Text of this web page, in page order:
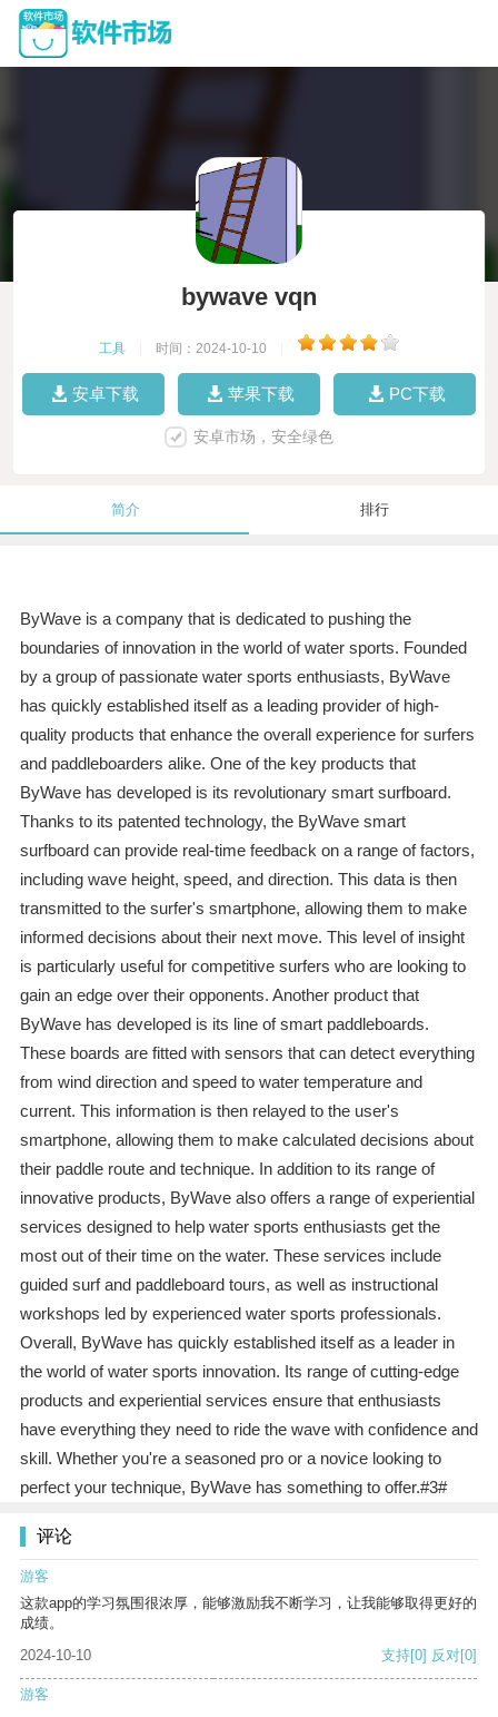
bywave vqn
工具 时间：2024-10-10
安卓下载 苹果下载 PC下载
安卓市场，安全绿色
简介 排行
ByWave is a company that is dedicated to pushing the
boundaries of innovation in the world of water sports. Founded
by a group of passionate water sports enthusiasts, ByWave
has quickly established itself as a leading provider of high-
quality products that enhance the overall experience for surfers
and paddleboarders alike. One of the key products that
ByWave has developed is its revolutionary smart surfboard.
Thanks to its patented technology, the ByWave smart
surfboard can provide real-time feedback on a range of factors,
including wave height, speed, and direction. This data is then
transmitted to the surfer's smartphone, allowing them to make
informed decisions about their next move. This level of insight
is particularly useful for competitive surfers who are looking to
gain an edge over their opponents. Another product that
ByWave has developed is its line of smart paddleboards.
These boards are fitted with sensors that can detect everything
from wind direction and speed to water temperature and
current. This information is then relayed to the user's
smartphone, allowing them to make calculated decisions about
their paddle route and technique. In addition to its range of
innovative products, ByWave also offers a range of experiential
services designed to help water sports enthusiasts get the
most out of their time on the water. These services include
guided surf and paddleboard tours, as well as instructional
workshops led by experienced water sports professionals.
Overall, ByWave has quickly established itself as a leader in
the world of water sports innovation. Its range of cutting-edge
products and experiential services ensure that enthusiasts
have everything they need to ride the wave with confidence and
skill. Whether you're a seasoned pro or a novice looking to
perfect your technique, ByWave has something to offer.#3#
评论
游客
这款app的学习氛围很浓厚，能够激励我不断学习，让我能够取得更好的
成绩。
2024-10-10
支持[0] 反对[0]
游客